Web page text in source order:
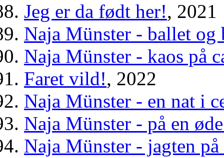
Jeg er da født her!, 2021
Naja Münster - ballet og
Naja Münster - kaos på
Faret vild!, 2022
Naja Münster - en nat i
Naja Münster - på en
Naja Münster - jagten